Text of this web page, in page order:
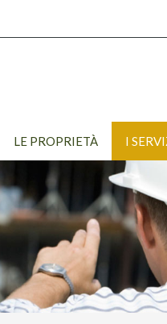
LE PROPRIETÀ I